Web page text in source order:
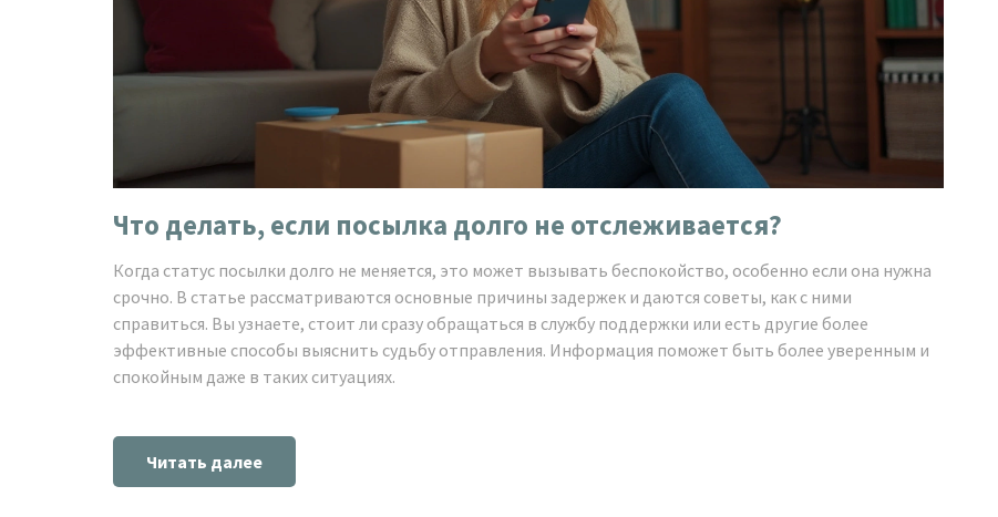
Что делать, если посылка долго не отслеживается?
Когда статус посылки долго не меняется, это может вызывать беспокойство, особенно если она нужна
срочно. В статье рассматриваются основные причины задержек и даются советы, как с ними
справиться. Вы узнаете, стоит ли сразу обращаться в службу поддержки или есть другие более
эффективные способы выяснить судьбу отправления. Информация поможет быть более уверенным и
спокойным даже в таких ситуациях.
Читать далее